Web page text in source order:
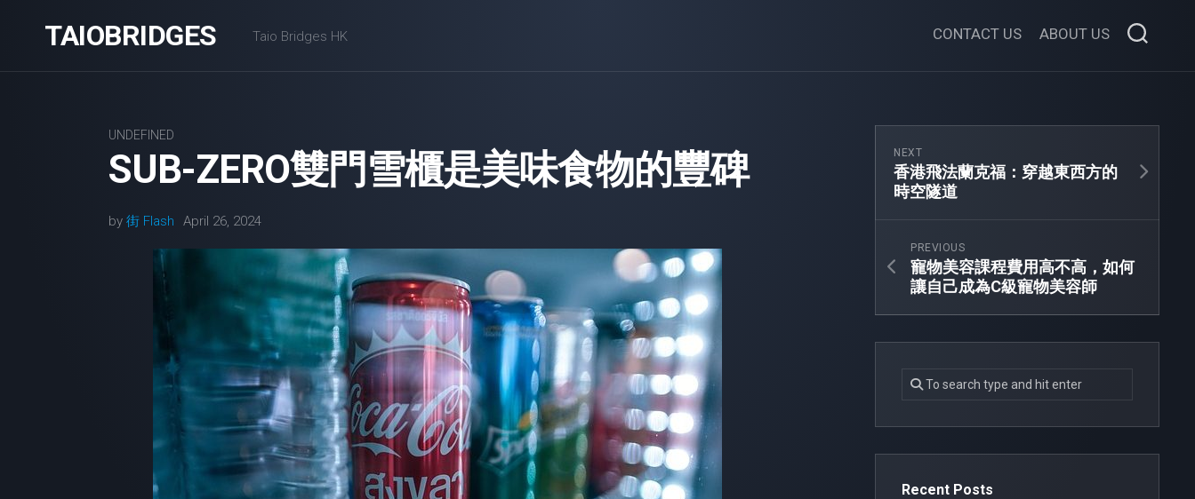
TAIOBRIDGES Taio Bridges HK CONTACT US ABOUT US
UNDEFINED
SUB-ZERO雙門雪櫃是美味食物的豐碑
by 街 Flash April 26, 2024
NEXT
香港飛法蘭克福：穿越東西方的
時空隧道
PREVIOUS
寵物美容課程費用高不高，如何
讓自己成為C級寵物美容師
Recent Posts